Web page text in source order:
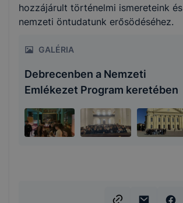
hozzájárult történelmi ismereteink és
nemzeti öntudatunk erősödéséhez.
GALÉRIA
Debrecenben a Nemzeti
Emlékezet Program keretében